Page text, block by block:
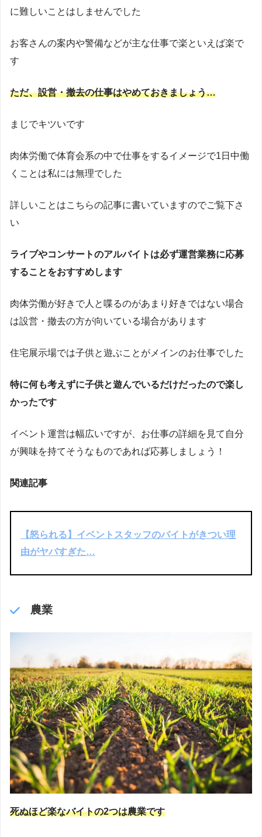
に難しいことはしませんでした
お客さんの案内や警備などが主な仕事で楽といえば楽で
す
ただ、設営・撤去の仕事はやめておきましょう…
まじでキツいです
肉体労働で体育会系の中で仕事をするイメージで1日中働
くことは私には無理でした
詳しいことはこちらの記事に書いていますのでご覧下さ
い
ライブやコンサートのアルバイトは必ず運営業務に応募
することをおすすめします
肉体労働が好きで人と喋るのがあまり好きではない場合
は設営・撤去の方が向いている場合があります
住宅展示場では子供と遊ぶことがメインのお仕事でした
特に何も考えずに子供と遊んでいるだけだったので楽し
かったです
イベント運営は幅広いですが、お仕事の詳細を見て自分
が興味を持てそうなものであれば応募しましょう！
関連記事
【怒られる】イベントスタッフのバイトがきつい理
由がヤバすぎた…
農業
死ぬほど楽なバイトの2つは農業です